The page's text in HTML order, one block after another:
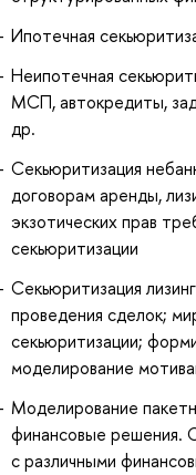
Ипотечная
Неипотечная
МСП, автокредиты,
др.
Секьюритизация
договорам аренды,
экзотических прав
секьюритизации
Секьюритизация
проведения сделок;
секьюритизации;
моделирование
Моделирование
финансовые решения.
с различными